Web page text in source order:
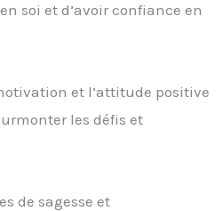
soi et d’avoir confiance en
et l’attitude positive
les défis et
de sagesse et